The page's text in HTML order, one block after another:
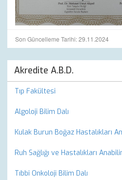
Son Güncelleme Tarihi: 29.11.2024
Akredite A.B.D.
Tıp Fakültesi
Algoloji Bilim Dalı
Kulak Burun Boğaz Hastalıkları
Ruh Sağlığı ve Hastalıkları
Tıbbi Onkoloji Bilim Dalı